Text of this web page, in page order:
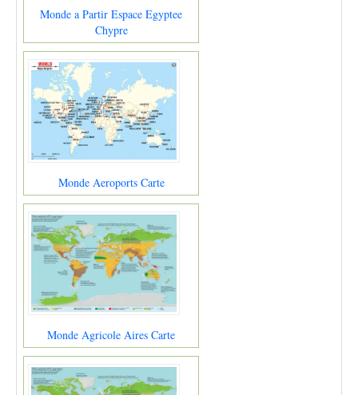
Monde a Partir Espace Egyptee
Chypre
Monde Aeroports Carte
Monde Agricole Aires Carte